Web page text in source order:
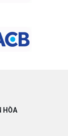
từ 10-40 triệu:
thích. Tư vấn miễn
ĐẾN 800K
HÒA​